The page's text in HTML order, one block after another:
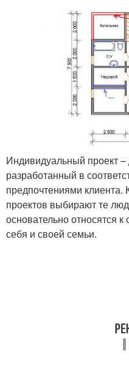
Индивидуальный проект –
разработанный в
предпочтениями клиента.
проектов выбирают те
основательно относятся
себя и своей семьи.